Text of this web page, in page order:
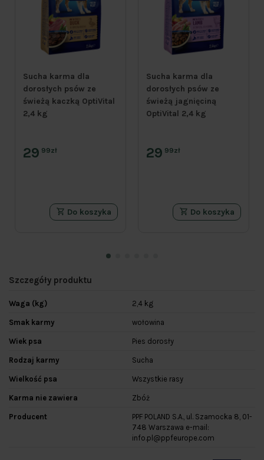
Sucha karma dla
dorosłych psów ze
świeżą kaczką OptiVital
2,4 kg
29 99zł
Do koszyka
Sucha karma dla
dorosłych psów ze
świeżą jagnięciną
OptiVital 2,4 kg
29 99zł
Do koszyka
Szczegóły produktu
Waga (kg) 2,4 kg
Smak karmy wołowina
Wiek psa Pies dorosły
Rodzaj karmy Sucha
Wielkość psa Wszystkie rasy
Karma nie zawiera Zbóż
Producent
PPF POLAND S.A., ul. Szamocka 8, 01-
748 Warszawa e-mail:
info.pl@ppfeurope.com